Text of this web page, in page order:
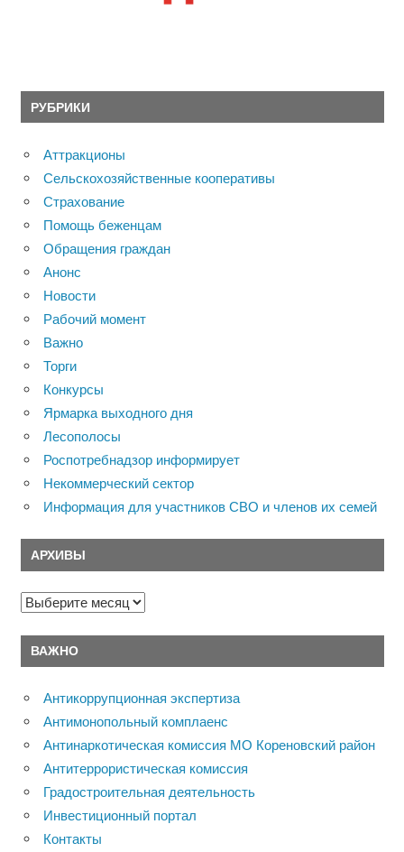
РУБРИКИ
Аттракционы
Сельскохозяйственные кооперативы
Страхование
Помощь беженцам
Обращения граждан
Анонс
Новости
Рабочий момент
Важно
Торги
Конкурсы
Ярмарка выходного дня
Лесополосы
Роспотребнадзор информирует
Некоммерческий сектор
Информация для участников СВО и членов их семей
АРХИВЫ
Архивы
ВАЖНО
Антикоррупционная экспертиза
Антимонопольный комплаенс
Антинаркотическая комиссия МО Кореновский район
Антитеррористическая комиссия
Градостроительная деятельность
Инвестиционный портал
Контакты